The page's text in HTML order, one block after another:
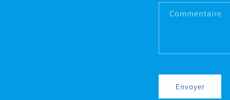
Commentaire
Envoyer